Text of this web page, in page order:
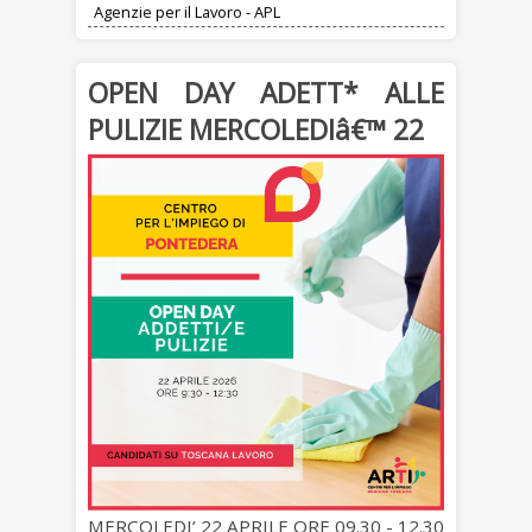
Agenzie per il Lavoro - APL
OPEN DAY ADETT* ALLE
PULIZIE MERCOLEDIâ€™ 22
MERCOLEDI’ 22 APRILE ORE 09.30 - 12.30